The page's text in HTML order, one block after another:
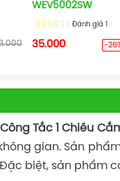
WEV5002SW
Đánh giá
35.000 -
Tắc 1 Chiều
gian. Sản
biệt, sản phẩm